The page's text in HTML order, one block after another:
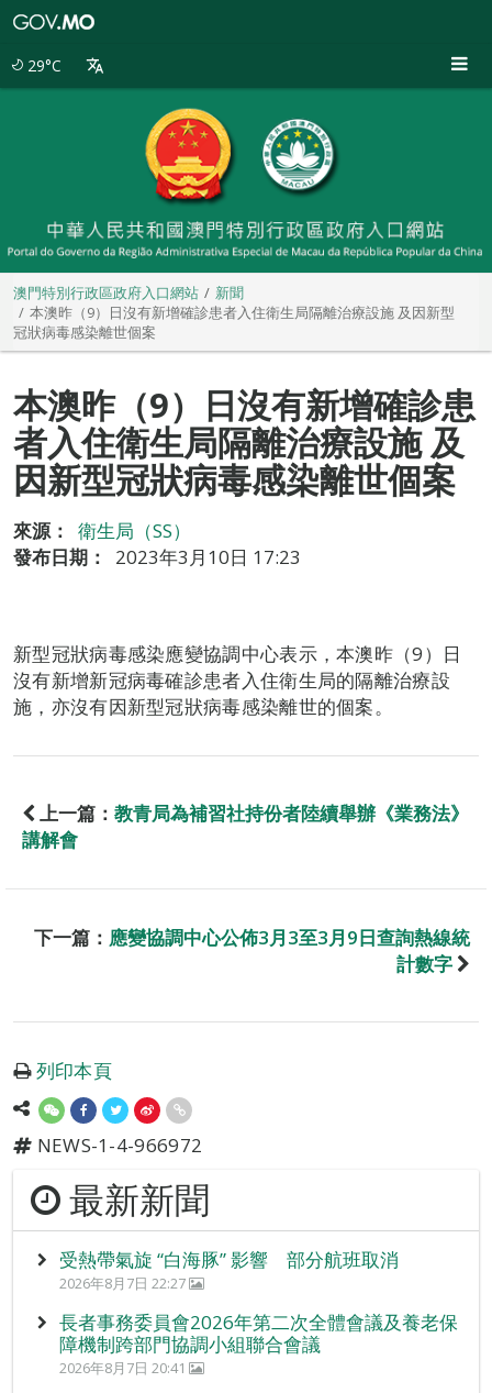
29°C
澳門特別行政區政府入口網站
新聞
本澳昨（9）日沒有新增確診患者入住衛生局隔離治療設施 及因新型
冠狀病毒感染離世個案
本澳昨（9）日沒有新增確診患
者入住衛生局隔離治療設施 及
因新型冠狀病毒感染離世個案
來源：
衛生局（SS）
發布日期：
2023年3月10日 17:23
新型冠狀病毒感染應變協調中心表示，本澳昨（9）日
沒有新增新冠病毒確診患者入住衛生局的隔離治療設
施，亦沒有因新型冠狀病毒感染離世的個案。
上一篇： 教青局為補習社持份者陸續舉辦《業務法》
講解會
下一篇： 應變協調中心公佈3月3至3月9日查詢熱線統
計數字
列印本頁
NEWS-1-4-966972
最新新聞
受熱帶氣旋 “白海豚” 影響 部分航班取消
2026年8月7日 22:27
長者事務委員會2026年第二次全體會議及養老保
障機制跨部門協調小組聯合會議
2026年8月7日 20:41